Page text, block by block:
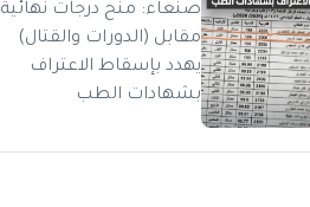
صنعاء: منح درجات نهائية
مقابل (الدورات والقتال)
يهدد بإسقاط الاعتراف
بشهادات الطب